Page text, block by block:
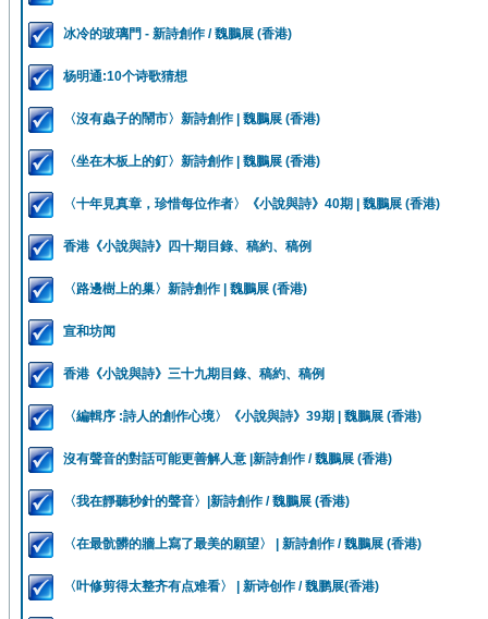
冰冷的玻璃門 - 新詩創作 / 魏鵬展 (香港)
杨明通:10个诗歌猜想
〈沒有蟲子的鬧市〉新詩創作 | 魏鵬展 (香港)
〈坐在木板上的釘〉新詩創作 | 魏鵬展 (香港)
〈十年見真章，珍惜每位作者〉《小說與詩》40期 | 魏鵬展 (香港)
香港《小說與詩》四十期目錄、稿約、稿例
〈路邊樹上的巢〉新詩創作 | 魏鵬展 (香港)
宣和坊闻
香港《小說與詩》三十九期目錄、稿約、稿例
〈編輯序 :詩人的創作心境〉《小說與詩》39期 | 魏鵬展 (香港)
沒有聲音的對話可能更善解人意 |新詩創作 / 魏鵬展 (香港)
〈我在靜聽秒針的聲音〉|新詩創作 / 魏鵬展 (香港)
〈在最骯髒的牆上寫了最美的願望〉 | 新詩創作 / 魏鵬展 (香港)
〈叶修剪得太整齐有点难看〉 | 新诗创作 / 魏鹏展(香港)